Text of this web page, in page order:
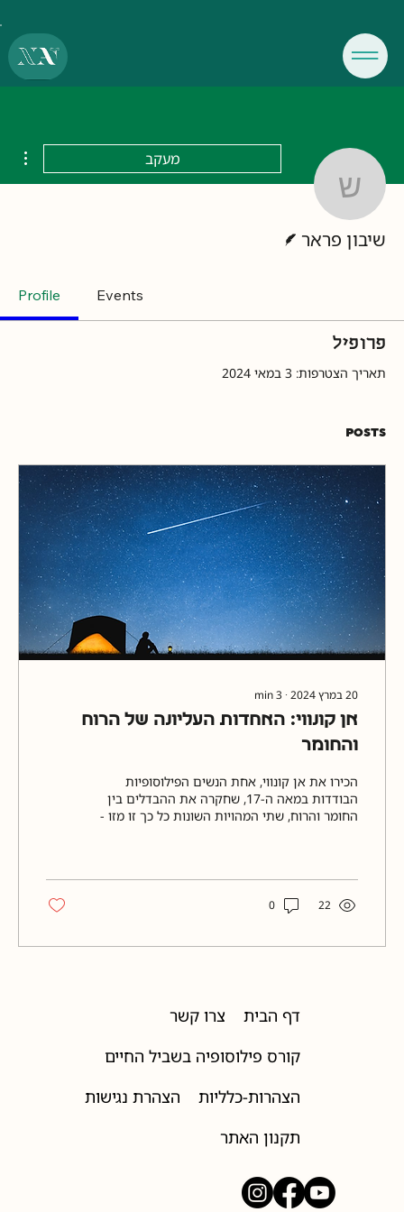
שיבון פראר
מעקב
שיבון פראר
Profile Events
פרופיל
תאריך הצטרפות: 3 במאי 2024
Posts
20 במרץ 2024 ∙
3
min
אן קונווי: האחדות העליונה של הרוח
והחומר
הכירו את אן קונווי, אחת הנשים הפילוסופיות
הבודדות במאה ה-17, שחקרה את ההבדלים בין
החומר והרוח, שתי המהויות השונות כל כך זו מזו -
אחת הנשים הפילוסופיות הבודדות של זמנה, את
חזונה הבהיר ואת השפעתה. מאחוזתה בראגלי הול,
אנגליה, הייתה אן קונווי בדיאלוג מתמשך, בעיקר
והפילוסופיות של דורה. באותה תקופה פרסם רנה
22
0
דף הבית
צרו קשר
קורס פילוסופיה בשביל החיים
הצהרות-כלליות
הצהרת נגישות
תקנון האתר